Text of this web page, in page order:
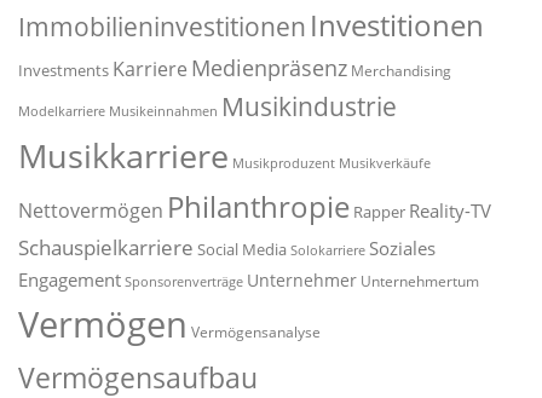
Immobilieninvestitionen Investitionen
Investments Karriere Medienpräsenz Merchandising
Modelkarriere Musikeinnahmen Musikindustrie
Musikkarriere Musikproduzent Musikverkäufe
Nettovermögen Philanthropie Rapper Reality-TV
Schauspielkarriere Social Media Solokarriere Soziales
Engagement Sponsorenverträge Unternehmer Unternehmertum
Vermögen Vermögensanalyse
Vermögensaufbau